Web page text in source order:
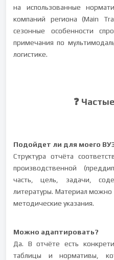
на использованные
компаний региона (Main
сезонные особенности
примечания по
логистике.
❓
Подойдет ли для моего
Структура отчёта
производственной
часть, цель, задачи,
литературы. Материал
методические указания.
Можно адаптировать?
Да. В отчёте есть
таблицы и нормативы,